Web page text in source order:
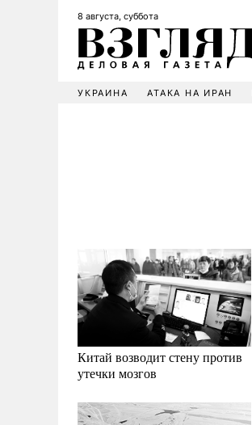
8 августа, суббота
УКРАИНА АТАКА НА ИРАН
Китай возводит стену против
утечки мозгов